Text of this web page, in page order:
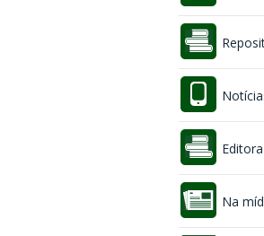
Editora
Na